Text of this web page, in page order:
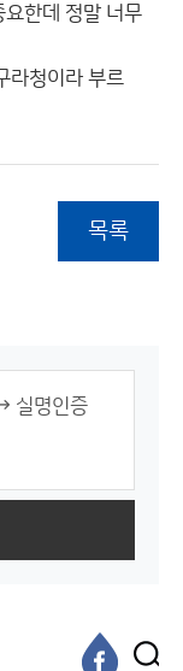
한데 정말 너무
라청이라 부르
목록